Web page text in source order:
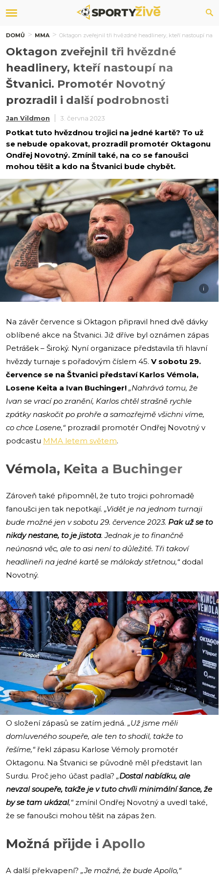
DOMŮ MMA Oktagon zveřejnil tři hvězdné headlinery, kteří nastoupí na
Oktagon zveřejnil tři hvězdné
headlinery, kteří nastoupí na
Štvanici. Promotér Novotný
prozradil i další podrobnosti
Jan Vildmon 3. června 2023
Potkat tuto hvězdnou trojici na jedné kartě? To už
se nebude opakovat, prozradil promotér Oktagonu
Ondřej Novotný. Zmínil také, na co se fanoušci
mohou těšit a kdo na Štvanici bude chybět.
i
Na závěr července si Oktagon připravil hned dvě dávky
oblíbené akce na Štvanici. Již dříve byl oznámen zápas
Petrášek – Široký. Nyní organizace představila tři hlavní
hvězdy turnaje s pořadovým číslem 45. V sobotu 29.
července se na Štvanici představí Karlos Vémola,
Losene Keita a Ivan Buchinger! „Nahrává tomu, že
Ivan se vrací po zranění, Karlos chtěl strašně rychle
zpátky naskočit po prohře a samozřejmě všichni víme,
co chce Losene,“prozradil promotér Ondřej Novotný v
podcastu MMA letem světem.
Vémola, Keita a Buchinger
Zároveň také připomněl, že tuto trojici pohromadě
fanoušci jen tak nepotkají. „Vidět je na jednom turnaji
bude možné jen v sobotu 29. července 2023. Pak už se to
nikdy nestane, to je jistota. Jednak je to finančně
neúnosná věc, ale to asi není to důležité. Tři takoví
headlineři na jedné kartě se málokdy střetnou,“dodal
Novotný.
i
O složení zápasů se zatím jedná. „Už jsme měli
domluveného soupeře, ale ten to shodil, takže to
řešíme,“řekl zápasu Karlose Vémoly promotér
Oktagonu. Na Štvanici se původně měl představit Ian
Surdu. Proč jeho účast padla? „Dostal nabídku, ale
nevzal soupeře, takže je v tuto chvíli minimální šance, že
by se tam ukázal,“zmínil Ondřej Novotný a uvedl také,
že se fanoušci mohou těšit na zápas žen.
Možná přijde i Apollo
A další překvapení? „Je možné, že bude Apollo,“